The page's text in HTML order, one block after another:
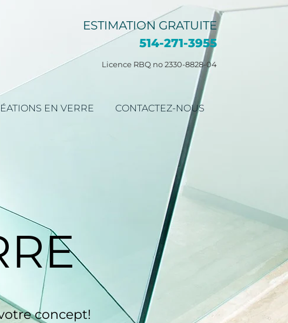
ESTIMATION GRATUITE
514-271-3955
Licence RBQ no 2330-8828-04
EN VERRE CONTACTEZ-NOUS
concept!